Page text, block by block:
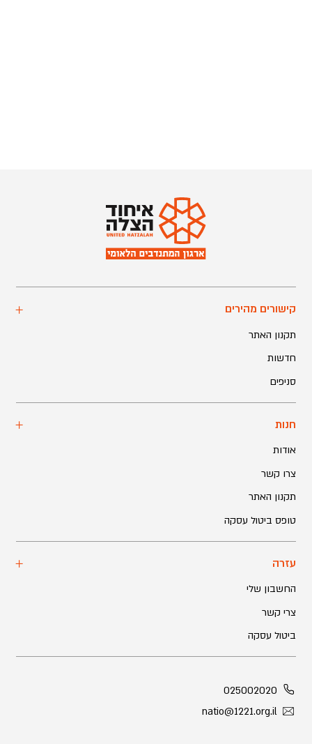
קישורים מהירים
תקנון האתר
חדשות
סניפים
חנות
אודות
צרו קשר
תקנון האתר
טופס ביטול עסקה
עזרה
החשבון שלי
צרי קשר
ביטול עסקה
025002020
natio@1221.org.il